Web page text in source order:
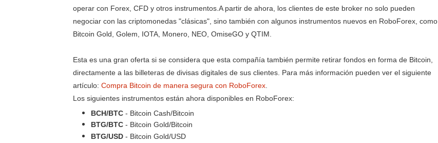
operar con Forex, CFD y otros instrumentos.A partir de ahora, los clientes de este broker no solo pueden
negociar con las criptomonedas "clásicas", sino también con algunos instrumentos nuevos en RoboForex, como
Bitcoin Gold, Golem, IOTA, Monero, NEO, OmiseGO y QTIM.
Esta es una gran oferta si se considera que esta compañía también permite retirar fondos en forma de Bitcoin,
directamente a las billeteras de divisas digitales de sus clientes. Para más información pueden ver el siguiente
artículo: Compra Bitcoin de manera segura con RoboForex
Los siguientes instrumentos están ahora disponibles en RoboForex:
BCH/BTC - Bitcoin Cash/Bitcoin
BTG/BTC - Bitcoin Gold/Bitcoin
BTG/USD - Bitcoin Gold/USD